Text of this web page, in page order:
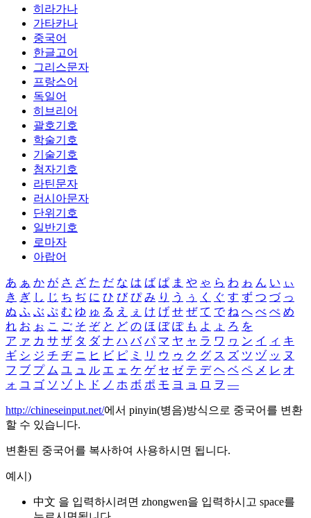
히라가나
가타카나
중국어
한글고어
그리스문자
프랑스어
독일어
히브리어
괄호기호
학술기호
기술기호
첨자기호
라틴문자
러시아문자
단위기호
일반기호
로마자
아랍어
あ ぁ か が さ ざ た だ な は ば ぱ ま や ゃ ら わ ゎ ん い ぃ
き ぎ し じ ち ぢ に ひ び ぴ み り う ぅ く ぐ す ず つ づ っ
ぬ ふ ぶ ぷ む ゆ ゅ る え ぇ け げ せ ぜ て で ね へ べ ぺ め
れ お ぉ こ ご そ ぞ と ど の ほ ぼ ぽ も よ ょ ろ を
ア ァ カ サ ザ タ ダ ナ ハ バ パ マ ヤ ャ ラ ワ ヮ ン イ ィ キ
ギ シ ジ チ ヂ ニ ヒ ビ ピ ミ リ ウ ゥ ク グ ス ズ ツ ヅ ッ ヌ
フ ブ プ ム ユ ュ ル エ ェ ケ ゲ セ ゼ テ デ ヘ ベ ペ メ レ オ
ォ コ ゴ ソ ゾ ト ド ノ ホ ボ ポ モ ヨ ョ ロ ヲ ―
http://chineseinput.net/에서 pinyin(병음)방식으로 중국어를 변환
할 수 있습니다.
변환된 중국어를 복사하여 사용하시면 됩니다.
예시)
中文 을 입력하시려면 zhongwen을 입력하시고 space를